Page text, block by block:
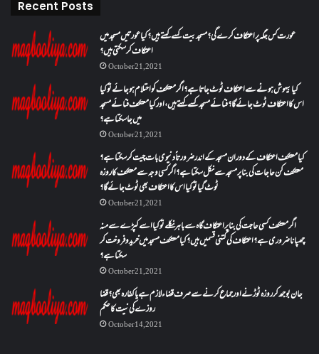
Recent Posts
عورت کس جگہ پر اعتکاف کرے گی؟مسجد بیت کسے کہتے ہیں؟کیا عورتیں مسجد میں
اعتکاف کر سکتی ہیں؟
October 21, 2021
کیا بیہوش ہونے سے اعتکاف ٹوٹ جاتا ہے؟ اگر معتکف کو احتلام ہو جائے تو کیا
اس کا اعتکاف ٹوٹ جائے گا؟فنائے مسجد کسے کہتے ہیں ، اور کیا معتکف فنائے مسجد
میں جا سکتا ہے؟
October 21, 2021
کیا معتکف اعتکاف کے دوران مسجد کے اندر ضرورتاً دنیوی بات چیت کر سکتا ہے؟
معتکف کن حاجات کی بنا پر مسجد سے نکل سکتا ہے؟ اگر کسی وجہ سے معتکف کا روزہ
ٹوٹ گیا تو کیا اس کا اعتکاف بھی ٹوٹ جائے گا؟
October 21, 2021
اگر معتکف کسی حاجت کی بنا پر اعتکاف گاہ سے باہر نکلے تو کیا اسے کپڑے سے منہ
چھپانا ضروری ہے؟اعتکاف کی کتنی قسمیں ہیں؟کیا معتکف مسجد میں خرید و فروخت کر
سکتا ہے؟
October 21, 2021
جان بوجھ کر روزہ ٹوڑنے اور جماع کرنے سے صرف قضاء لازم ہے یا کفارہ بھی؟ قضا
روزے کی نیت کا حکم
October 14, 2021